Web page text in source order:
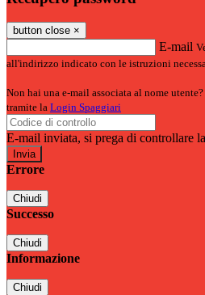
button close ×
E-mail
all'indirizzo indicato con le istruzioni
Non hai una e-mail associata al nome
tramite la Login Spaggiari
E-mail inviata, si prega di controllare
Errore
Chiudi
Successo
Chiudi
Informazione
Chiudi